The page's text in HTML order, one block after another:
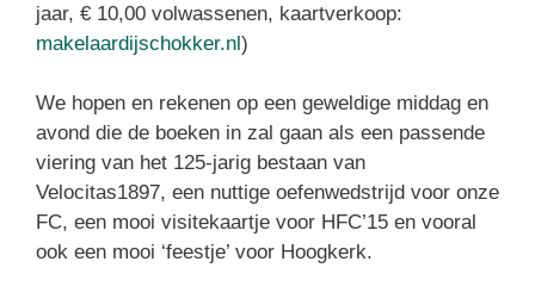
jaar, € 10,00 volwassenen, kaartverkoop:
makelaardijschokker.nl)
We hopen en rekenen op een geweldige middag en
avond die de boeken in zal gaan als een passende
viering van het 125-jarig bestaan van
Velocitas1897, een nuttige oefenwedstrijd voor onze
FC, een mooi visitekaartje voor HFC’15 en vooral
ook een mooi ‘feestje’ voor Hoogkerk.